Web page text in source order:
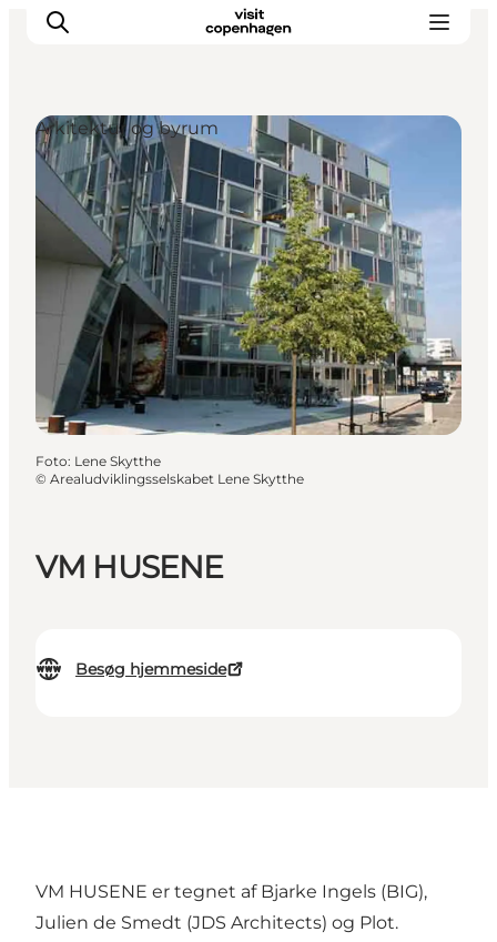
This is Copenhagen
Aktiviteter
Spis & drik
Områder
Planlæg din tur
CopenPay
Copenhagen Card
VM HUSENE
Besøg hjemmeside
Arkitektur og byrum
Foto: Lene Skytthe
© Arealudviklingsselskabet Lene Skytthe
VM HUSENE er tegnet af Bjarke Ingels (BIG),
Julien de Smedt (JDS Architects) og Plot.